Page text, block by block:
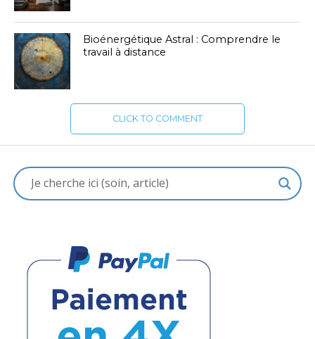
Bioénergétique Astral : Comprendre le
travail à distance
CLICK TO COMMENT